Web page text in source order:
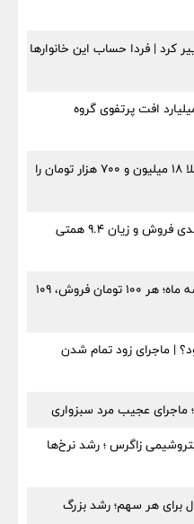
کالابرگ مرداد ۱۴۰۵ تغییر کرد | فردا حساب این خانوارها
سود معاملاتی، ۲۶۵۱ میلیارد افت پرتفوی گروه
قیمت طلا امروز ۱۵ مرداد ۱۴۰۵؛ طلا ۱۸ میلیون و ۷۰۰ هزار تومان را
سایپا زیر تیغ اعداد؛ افت ۲۵ درصدی فروش و زیان ۹.۴ همتی
زیان ۲۲.۵ همتی ایران‌خودرو در سه ماه؛ هر ۱۰۰ تومان فروش، ۱۰۹
| ماجرای زود تمام شدن
ماجرای عجیب مرد سبزواری
پتروشیمی زاگرس ؛ رشد نرخ‌ها
درصدی اخابر فقط ۱۰ ریال برای هر سهم؛ رشد بزرگ